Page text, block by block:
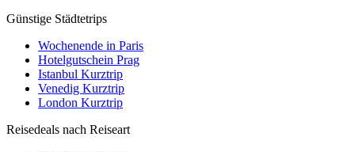
Günstige Städtetrips
Wochenende in Paris
Hotelgutschein Prag
Istanbul Kurztrip
Venedig Kurztrip
London Kurztrip
Reisedeals nach Reiseart